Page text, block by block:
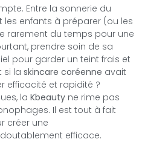
Entre la sonnerie du
les enfants à préparer (ou les
rarement du temps pour une
prendre soin de sa
pour garder un teint frais et
si la skincare coréenne avait
efficacité et rapidité ?
la Kbeauty ne rime pas
Il est tout à fait
créer une
efficace.